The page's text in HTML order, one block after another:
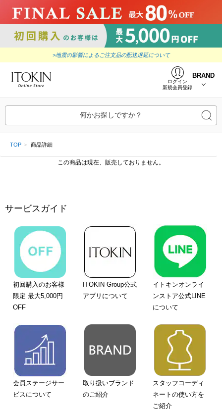
>地震の影響によるご注文品の配送遅延について
ログイン
新規会員登録
BRAND
何かお探しですか？
TOP 商品詳細
この商品は現在、販売しておりません。
サービスガイド
初回購入のお客様
限定 最大5,000円
OFF
ITOKIN Group公式
アプリについて
イトキンオンライ
ンストア公式LINE
について
会員ステージサー
ビスについて
取り扱いブランド
のご紹介
スタッフコーディ
ネートの使い方を
ご紹介